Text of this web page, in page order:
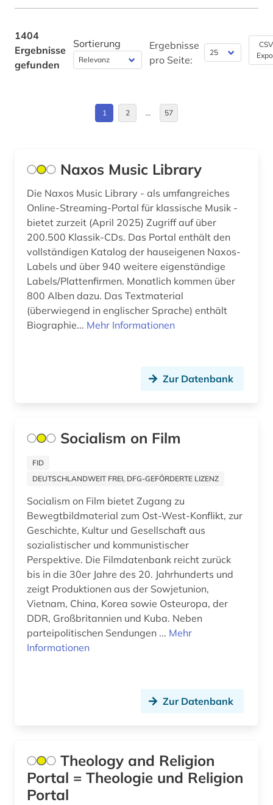
anatomie (2)
angloamerikanischer kulturraum (1)
animationsfilm (1)
anlagensicherheit (1)
annette von droste-hülshoff (1)
ansichtspostkarte (1)
antarktis (1)
anthologie (2)
anthroposophische medizin (1)
antibiotikaresistenz (1)
antisemitismusforschung (1)
anwalt (1)
aquakultur (1)
aquarell (1)
arabisch (5)
arabische staaten (1)
arabistik (3)
arbeitslosigkeit (1)
arbeitsmarkt (3)
Bulgarien (6)
Deutschland (215)
Finnland (12)
Frankreich (24)
GUS (2)
Griechenland (2)
Griechenland (Altertum) (4)
Island (4)
Italien (18)
Japan (3)
Jugoslawien (3)
Kanada (7)
Korea (2)
Kroatien (9)
Lettland (3)
Mecklenburg-Vorpommern (6)
Mittelamerika (6)
1404
Ergebnisse
gefunden
Sortierung
Ergebnisse
pro Seite:
1 2 … 57
Naxos Music Library
Die Naxos Music Library - als umfangreiches
Online-Streaming-Portal für klassische Musik -
bietet zurzeit (April 2025) Zugriff auf über
200.500 Klassik-CDs. Das Portal enthält den
vollständigen Katalog der hauseigenen Naxos-
Labels und über 940 weitere eigenständige
Labels/Plattenfirmen. Monatlich kommen über
800 Alben dazu. Das Textmaterial
(überwiegend in englischer Sprache) enthält
Biographie... Mehr Informationen
Zur Datenbank
Socialism on Film
FID
DEUTSCHLANDWEIT FREI, DFG-GEFÖRDERTE LIZENZ
Socialism on Film bietet Zugang zu
Bewegtbildmaterial zum Ost-West-Konflikt, zur
Geschichte, Kultur und Gesellschaft aus
sozialistischer und kommunistischer
Perspektive. Die Filmdatenbank reicht zurück
bis in die 30er Jahre des 20. Jahrhunderts und
zeigt Produktionen aus der Sowjetunion,
Vietnam, China, Korea sowie Osteuropa, der
DDR, Großbritannien und Kuba. Neben
parteipolitischen Sendungen ... Mehr
Informationen
Zur Datenbank
Theology and Religion
Portal = Theologie und Religion
Portal